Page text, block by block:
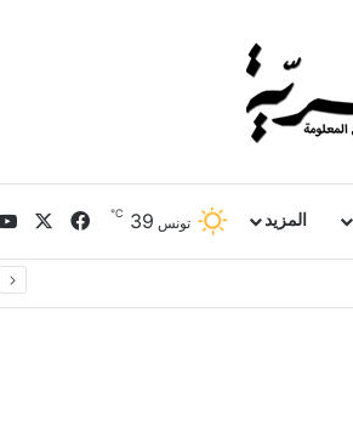
المزيد تونس 39
℃ فيسبوك